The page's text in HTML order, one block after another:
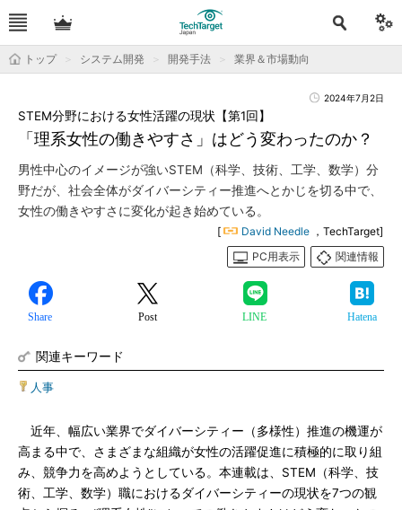
トップ システム開発 開発手法 業界＆市場動向
2024年7月2日
「理系女性の働きやすさ」はどう変わったのか？
STEM分野における女性活躍の現状【第1回】
男性中心のイメージが強いSTEM（科学、技術、工学、数学）分
野だが、社会全体がダイバーシティー推進へとかじを切る中で、
女性の働きやすさに変化が起き始めている。
[ David Needle ，TechTarget]
PC用表示
関連情報
Share Post LINE Hatena
関連キーワード
人事
近年、幅広い業界でダイバーシティー（多様性）推進の機運が
高まる中で、さまざまな組織が女性の活躍促進に積極的に取り組
み、競争力を高めようとしている。本連載は、STEM（科学、技
術、工学、数学）職におけるダイバーシティーの現状を7つの観